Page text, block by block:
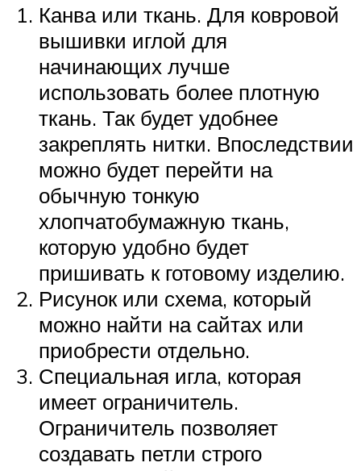
Канва или ткань. Для ковровой
вышивки иглой для
начинающих лучше
использовать более плотную
ткань. Так будет удобнее
закреплять нитки. Впоследствии
можно будет перейти на
обычную тонкую
хлопчатобумажную ткань,
которую удобно будет
пришивать к готовому изделию.
Рисунок или схема, который
можно найти на сайтах или
приобрести отдельно.
Специальная игла, которая
имеет ограничитель.
Ограничитель позволяет
создавать петли строго